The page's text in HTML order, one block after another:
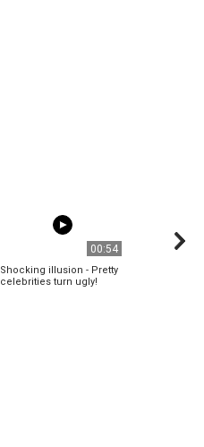
00:54
Shocking illusion - Pretty
celebrities turn ugly!